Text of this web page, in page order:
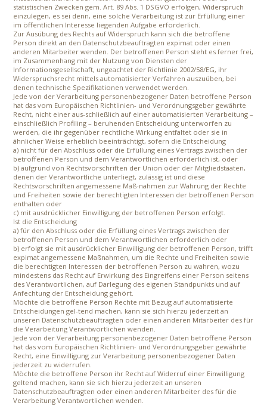
statistischen Zwecken gem. Art. 89 Abs. 1 DSGVO erfolgen, Widerspruch
einzulegen, es sei denn, eine solche Verarbeitung ist zur Erfüllung einer
im öffentlichen Interesse liegenden Aufgabe erforderlich.
Zur Ausübung des Rechts auf Widerspruch kann sich die betroffene
Person direkt an den Datenschutzbeauftragten expimat oder einen
anderen Mitarbeiter wenden. Der betroffenen Person steht es ferner frei,
im Zusammenhang mit der Nutzung von Diensten der
Informationsgesellschaft, ungeachtet der Richtlinie 2002/58/EG, ihr
Widerspruchsrecht mittels automatisierter Verfahren auszuüben, bei
denen technische Spezifikationen verwendet werden.
Jede von der Verarbeitung personenbezogener Daten betroffene Person
hat das vom Europäischen Richtlinien- und Verordnungsgeber gewährte
Recht, nicht einer aus-schließlich auf einer automatisierten Verarbeitung –
einschließlich Profiling – beruhenden Entscheidung unterworfen zu
werden, die ihr gegenüber rechtliche Wirkung entfaltet oder sie in
ähnlicher Weise erheblich beeinträchtigt, sofern die Entscheidung
a) nicht für den Abschluss oder die Erfüllung eines Vertrags zwischen der
betroffenen Person und dem Verantwortlichen erforderlich ist, oder
b) aufgrund von Rechtsvorschriften der Union oder der Mitgliedstaaten,
denen der Verantwortliche unterliegt, zulässig ist und diese
Rechtsvorschriften angemessene Maß-nahmen zur Wahrung der Rechte
und Freiheiten sowie der berechtigten Interessen der betroffenen Person
enthalten oder
c) mit ausdrücklicher Einwilligung der betroffenen Person erfolgt.
Ist die Entscheidung
a) für den Abschluss oder die Erfüllung eines Vertrags zwischen der
betroffenen Person und dem Verantwortlichen erforderlich oder
b) erfolgt sie mit ausdrücklicher Einwilligung der betroffenen Person, trifft
expimat angemessene Maßnahmen, um die Rechte und Freiheiten sowie
die berechtigten Interessen der betroffenen Person zu wahren, wozu
mindestens das Recht auf Erwirkung des Eingreifens einer Person seitens
des Verantwortlichen, auf Darlegung des eigenen Standpunkts und auf
Anfechtung der Entscheidung gehört.
Möchte die betroffene Person Rechte mit Bezug auf automatisierte
Entscheidungen gel-tend machen, kann sie sich hierzu jederzeit an
unseren Datenschutzbeauftragten oder einen anderen Mitarbeiter des für
die Verarbeitung Verantwortlichen wenden.
Jede von der Verarbeitung personenbezogener Daten betroffene Person
hat das vom Europäischen Richtlinien- und Verordnungsgeber gewährte
Recht, eine Einwilligung zur Verarbeitung personenbezogener Daten
jederzeit zu widerrufen.
Möchte die betroffene Person ihr Recht auf Widerruf einer Einwilligung
geltend machen, kann sie sich hierzu jederzeit an unseren
Datenschutzbeauftragten oder einen anderen Mitarbeiter des für die
Verarbeitung Verantwortlichen wenden.